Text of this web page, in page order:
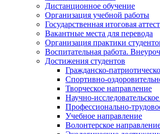
Дистанционное обучение
Организация учебной работы
Государственная итоговая
Вакантные места для перевода
Организация практики
Воспитательная работа.
Достижения студентов
Гражданско-
Спортивно-
Творческое направление
Научно-
Профессионально-
Учебное направление
Волонтерское